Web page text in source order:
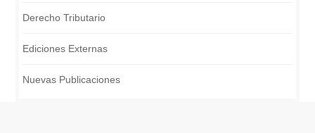
Derecho Tributario
Ediciones Externas
Nuevas Publicaciones